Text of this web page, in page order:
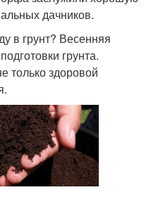
дачников.
в грунт? Весенняя
грунта.
только здоровой